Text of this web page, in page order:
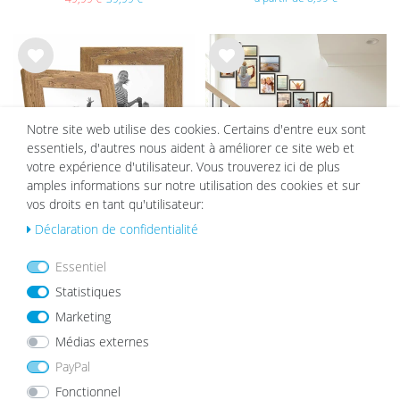
List
e de
sou
hait
s
Set de 2 Cadres 13x18 cm Bois
avec Verre
21,99 €
List
e de
sou
hait
s
List
e de
hait
Notre site web utilise des cookies. Certains d'entre eux sont
essentiels, d'autres nous aident à améliorer ce site web et
votre expérience d'utilisateur. Vous trouverez ici de plus
amples informations sur notre utilisation des cookies et sur
vos droits en tant qu'utilisateur:
Déclaration de confidentialité
Essentiel
Statistiques
Marketing
Médias externes
PayPal
Fonctionnel